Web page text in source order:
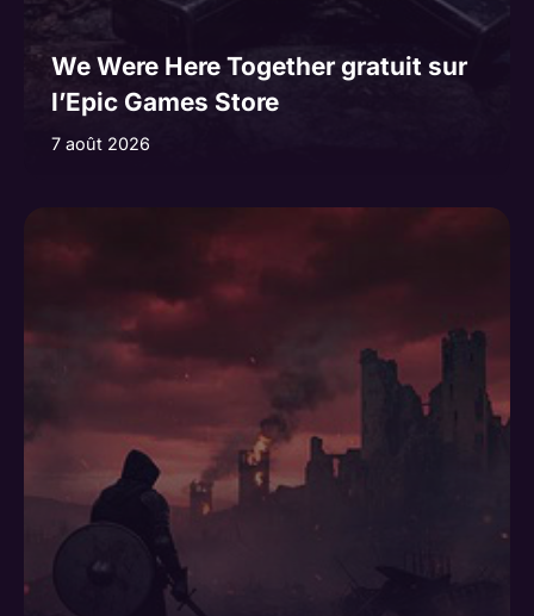
We Were Here Together gratuit sur
l’Epic Games Store
7 août 2026